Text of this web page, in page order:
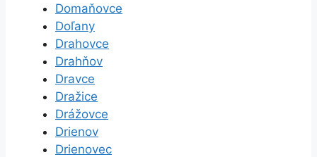
Domaňovce
Doľany
Drahovce
Drahňov
Dravce
Dražice
Drážovce
Drienov
Drienovec